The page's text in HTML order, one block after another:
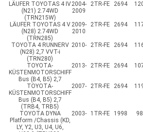
LÄUFER TOYOTAS 4 IV
(N21) 2.74WD
(TRN215W)
2004-
2009
2TR-FE 2694
LÄUFER TOYOTAS 4 V
(N28) 2.74WD
(TRN285)
2009-
2010
2TR-FE 2694
TOYOTA 4 RUNNERV
(N28) 2,7 VVT-i
(TRN280)
2010- 2TR-FE 2694
TOYOTA-
KÜSTENMOTORSCHIFF
Bus (B4, B5) 2,7
2013- 2TR-FE 2694
TOYOTA-
KÜSTENMOTORSCHIFF
Bus (B4, B5) 2,7
(TRB4, TRB5)
2007- 2TR-FE 2694
TOYOTA DYNA
Platform /Chassis (KD,
LY, Y2, U3, U4, U6,
2003- 1TR-FE 1998 98